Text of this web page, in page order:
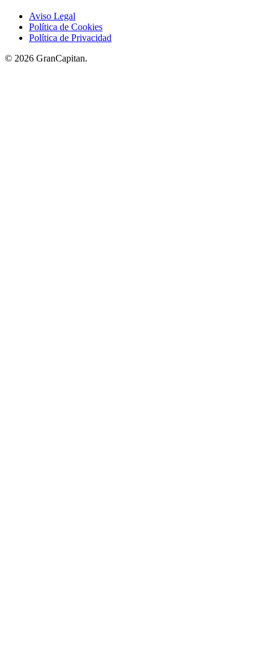
Aviso Legal
Política de Cookies
Política de Privacidad
© 2026 GranCapitan.